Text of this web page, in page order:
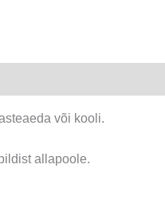
või kooli.
allapoole.